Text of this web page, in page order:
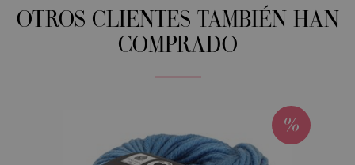
OTROS CLIENTES TAMBIÉN HAN
COMPRADO